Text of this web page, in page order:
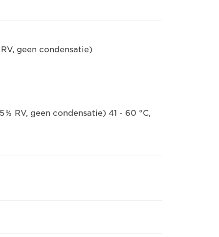
geen condensatie)
RV, geen condensatie) 41 - 60 °C,